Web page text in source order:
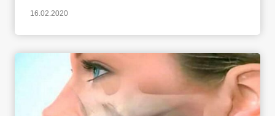
16.02.2020